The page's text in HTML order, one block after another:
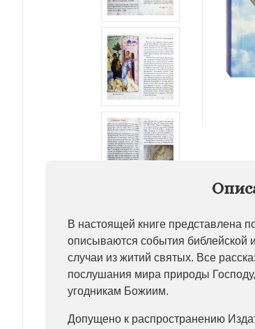
В настоящей книге представлена
описываются события библейской
случаи из житий святых. Все
послушания мира природы
угодникам Божиим.
Допущено к распространению